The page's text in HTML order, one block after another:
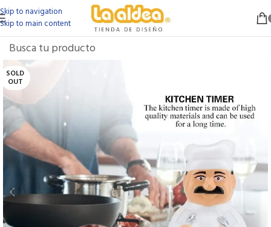
Skip to navigation
Skip to main content
SOLD
OUT